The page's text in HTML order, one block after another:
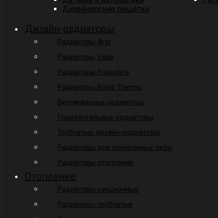
Дизайнерские решётки
Дизайн-радиаторы
Радиаторы Arte
Радиаторы Velar
Радиаторы Fusionline
Радиаторы Royal Thermo
Вертикальные радиаторы
Горизонтальные радиаторы
Трубчатые дизайн-радиаторы
Радиаторы для панорамных окон
Радиаторы отопления
Отопление
Радиаторы секционные
Радиаторы трубчатые